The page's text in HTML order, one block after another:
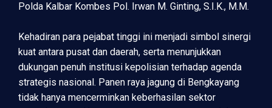
Polda Kalbar Kombes Pol. Irwan M. Ginting, S.I.K., M.M.
Kehadiran para pejabat tinggi ini menjadi simbol sinergi
kuat antara pusat dan daerah, serta menunjukkan
dukungan penuh institusi kepolisian terhadap agenda
strategis nasional. Panen raya jagung di Bengkayang
tidak hanya mencerminkan keberhasilan sektor